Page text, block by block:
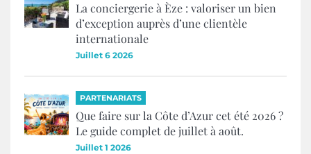
La conciergerie à Èze : valoriser un bien
d’exception auprès d’une clientèle
internationale
Juillet 6 2026
PARTENARIATS
Que faire sur la Côte d’Azur cet été 2026 ?
Le guide complet de juillet à août.
Juillet 1 2026